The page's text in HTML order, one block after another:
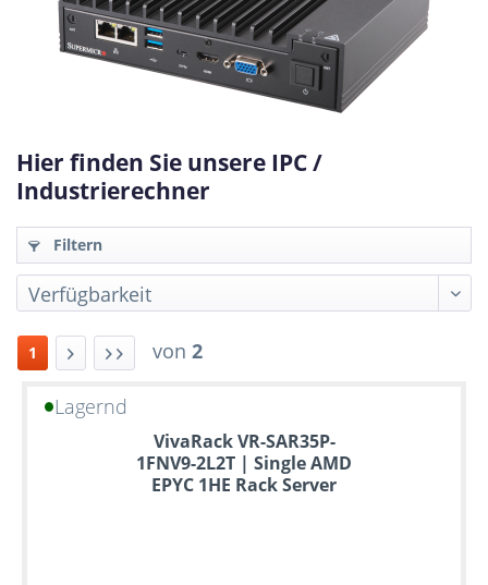
Hier finden Sie unsere IPC /
Industrierechner
Filtern
1 von 2
Lagernd
VivaRack VR-SAR35P-
1FNV9-2L2T | Single AMD
EPYC 1HE Rack Server